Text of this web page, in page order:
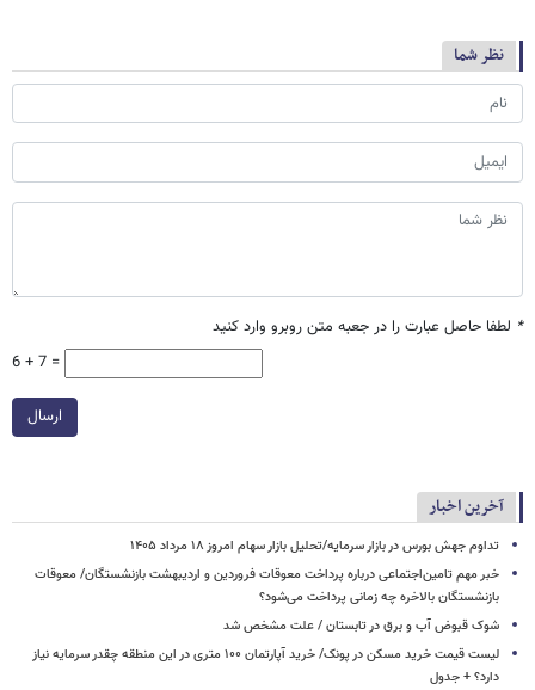
نظر شما
* لطفا حاصل عبارت را در جعبه متن روبرو وارد کنید
6 + 7 =
ارسال
آخرین اخبار
تداوم جهش بورس در بازار سرمایه/تحلیل بازار سهام امروز ۱۸ مرداد ۱۴۰۵
خبر مهم تامین‌اجتماعی درباره پرداخت معوقات فروردین و اردیبهشت بازنشستگان/ معوقات
بازنشستگان بالاخره چه زمانی پرداخت می‌شود؟
شوک قبوض آب و برق در تابستان / علت مشخص شد
لیست قیمت خرید مسکن در پونک/ خرید آپارتمان ۱۰۰ متری در این منطقه چقدر سرمایه نیاز
دارد؟ + جدول